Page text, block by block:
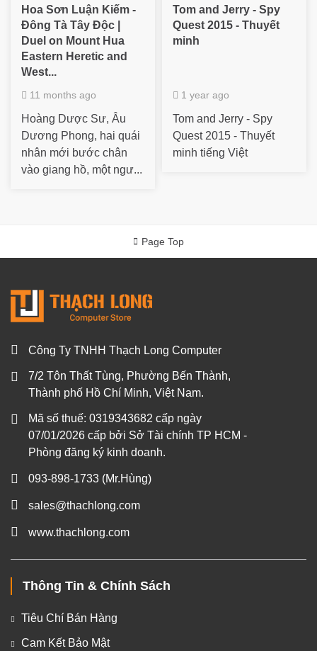
Hoa Sơn Luận Kiếm -
Đông Tà Tây Độc |
Duel on Mount Hua
Eastern Heretic and
West...
11 months ago
Hoàng Dược Sư, Âu
Dương Phong, hai quái
nhân mới bước chân
vào giang hồ, một ngư...
Tom and Jerry - Spy
Quest 2015 - Thuyết
minh
1 year ago
Tom and Jerry - Spy
Quest 2015 - Thuyết
minh tiếng Việt
Page Top
Công Ty TNHH Thạch Long Computer
7/2 Tôn Thất Tùng, Phường Bến Thành,
Thành phố Hồ Chí Minh, Việt Nam.
Mã số thuế: 0319343682 cấp ngày
07/01/2026 cấp bởi Sở Tài chính TP HCM -
Phòng đăng ký kinh doanh.
093-898-1733 (Mr.Hùng)
sales@thachlong.com
www.thachlong.com
Thông Tin & Chính Sách
Tiêu Chí Bán Hàng
Cam Kết Bảo Mật